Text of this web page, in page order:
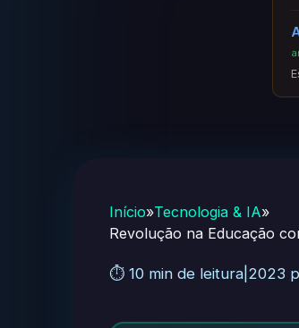
Início»Tecnologia & IA»
Revolução na Educação
⏱️ 10 min de leitura 2023